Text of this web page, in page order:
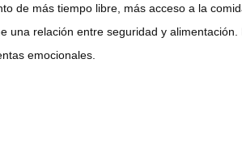
de más tiempo libre, más acceso a la
relación entre seguridad y
emocionales.